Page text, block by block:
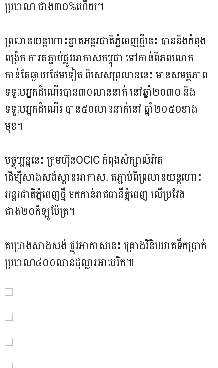
ប្រមាណ ជាង៣០%ហើយ។
ព្រលានយន្តហោះខ្នាតអន្តរជាតិភ្នំពេញថ្មីនេះ បាននិងកំពុង
ពង្រីក ការតភ្ជាប់ផ្លូវអាកាសកម្ពុជា ទៅកាន់ពិភពលោក
កាន់តែឆ្ងាយថែមទៀត ពិសេសព្រលាននេះ មានសមត្ថភាព
ទទួលអ្នកដំណើរបាន៣០លាននាក់ នៅឆ្នាំ២០៣០ និង
ទទួលអ្នកដំណើរ បាន៥០លាននាក់នៅ ឆ្នាំ២០៥០ខាង
មុខ។
បច្ចុប្បន្ននេះ ក្រុមហ៊ុនOCIC កំពុងសិក្សាលំអិត
ដើម្បីសាងសង់ស្ពានអាកាស. តភ្ជាប់ពីព្រលានយន្តហោះ
អន្តរជាតិភ្នំពេញថ្មី មកកាន់រាជធានីភ្នំពេញ លើប្រវែង
ជាង២០គីឡូម៉ែត្រ។
គម្រោងសាងសង់ ផ្លូវអាកាសនេះ គ្រោងវិនិយោគទឹកប្រាក់
ប្រមាណ៤០០លានដុល្លារអាមេរិក៕